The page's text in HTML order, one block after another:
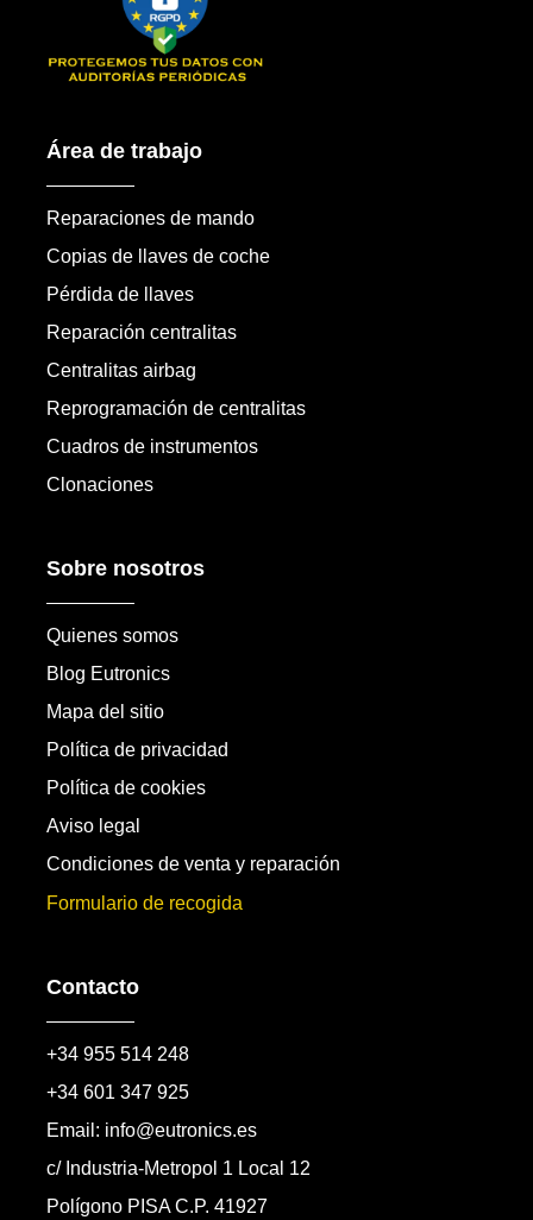
Área de trabajo
Reparaciones de mando
Copias de llaves de coche
Pérdida de llaves
Reparación centralitas
Centralitas airbag
Reprogramación de centralitas
Cuadros de instrumentos
Clonaciones
Sobre nosotros
Quienes somos
Blog Eutronics
Mapa del sitio
Política de privacidad
Política de cookies
Aviso legal
Condiciones de venta y reparación
Formulario de recogida
Contacto
+34 955 514 248
+34 601 347 925
Email: info@eutronics.es
c/ Industria-Metropol 1 Local 12
Polígono PISA C.P. 41927